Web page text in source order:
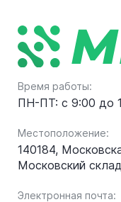
Время работы:
ПН-ПТ: с 9:00 до
Местоположение:
140184,
Московский склад
Электронная почта: